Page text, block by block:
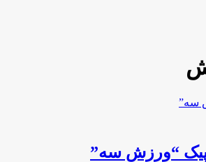
“ورزش سه”